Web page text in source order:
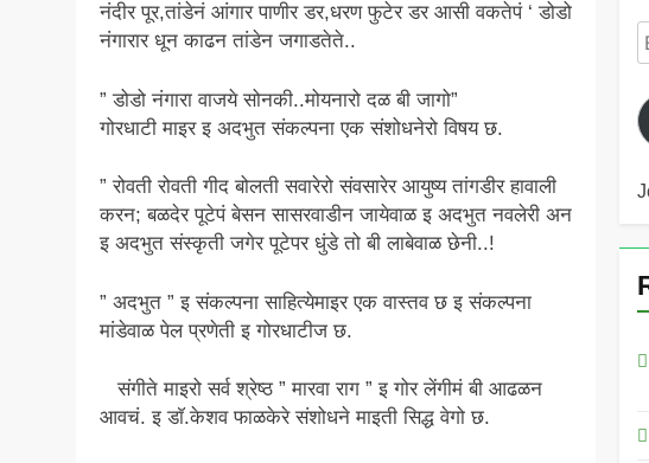
नंदीर पूर,तांडेनं आंगार पाणीर डर,धरण फुटेर डर आसी वकतेपं ‘ डोडो
नंगारार धून काढन तांडेन जगाडतेते..
” डोडो नंगारा वाजये सोनकी..मोयनारो दळ बी जागो”
गोरधाटी माइर इ अदभुत संकल्पना एक संशोधनेरो विषय छ.
” रोवती रोवती गीद बोलती सवारेरो संवसारेर आयुष्य तांगडीर हावाली
करन; बळदेर पूटेपं बेसन सासरवाडीन जायेवाळ इ अदभुत नवलेरी अन
इ अदभुत संस्कृती जगेर पूटेपर धुंडे तो बी लाबेवाळ छेनी..!
” अदभुत ” इ संकल्पना साहित्येमाइर एक वास्तव छ इ संकल्पना
मांडेवाळ पेल प्रणेती इ गोरधाटीज छ.
संगीते माइरो सर्व श्रेष्ठ ” मारवा राग ” इ गोर लेंगीमं बी आढळन
आवचं. इ डाॅ.केशव फाळकेरे संशोधने माइती सिद्ध वेगो छ.